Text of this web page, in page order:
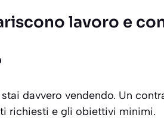
lavoro e
davvero vendendo. Un
richiesti e gli obiettivi minimi.